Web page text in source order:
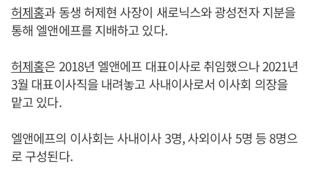
허제홍과 동생 허제현 사장이 새로닉스와 광성전자 지분을
통해 엘앤에프를 지배하고 있다.
허제홍은 2018년 엘앤에프 대표이사로 취임했으나 2021년
3월 대표이사직을 내려놓고 사내이사로서 이사회 의장을
맡고 있다.
엘앤에프의 이사회는 사내이사 3명, 사외이사 5명 등 8명으
로 구성된다.